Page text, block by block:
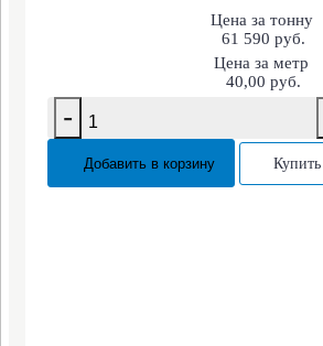
Цена за тонну
61 590 руб.
Цена за метр
40,00 руб.
-
Добавить в корзину